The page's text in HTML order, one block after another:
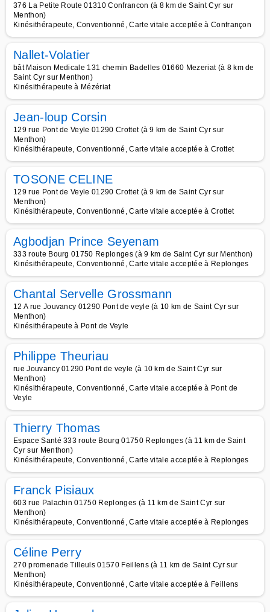
376 La Petite Route 01310 Confrancon (à 8 km de Saint Cyr sur
Menthon)
Kinésithérapeute, Conventionné, Carte vitale acceptée à Confrançon
Nallet-Volatier
bât Maison Medicale 131 chemin Badelles 01660 Mezeriat (à 8 km de
Saint Cyr sur Menthon)
Kinésithérapeute à Mézériat
Jean-loup Corsin
129 rue Pont de Veyle 01290 Crottet (à 9 km de Saint Cyr sur
Menthon)
Kinésithérapeute, Conventionné, Carte vitale acceptée à Crottet
TOSONE CELINE
129 rue Pont de Veyle 01290 Crottet (à 9 km de Saint Cyr sur
Menthon)
Kinésithérapeute, Conventionné, Carte vitale acceptée à Crottet
Agbodjan Prince Seyenam
333 route Bourg 01750 Replonges (à 9 km de Saint Cyr sur Menthon)
Kinésithérapeute, Conventionné, Carte vitale acceptée à Replonges
Chantal Servelle Grossmann
12 A rue Jouvancy 01290 Pont de veyle (à 10 km de Saint Cyr sur
Menthon)
Kinésithérapeute à Pont de Veyle
Philippe Theuriau
rue Jouvancy 01290 Pont de veyle (à 10 km de Saint Cyr sur
Menthon)
Kinésithérapeute, Conventionné, Carte vitale acceptée à Pont de
Veyle
Thierry Thomas
Espace Santé 333 route Bourg 01750 Replonges (à 11 km de Saint
Cyr sur Menthon)
Kinésithérapeute, Conventionné, Carte vitale acceptée à Replonges
Franck Pisiaux
603 rue Palachin 01750 Replonges (à 11 km de Saint Cyr sur
Menthon)
Kinésithérapeute, Conventionné, Carte vitale acceptée à Replonges
Céline Perry
270 promenade Tilleuls 01570 Feillens (à 11 km de Saint Cyr sur
Menthon)
Kinésithérapeute, Conventionné, Carte vitale acceptée à Feillens